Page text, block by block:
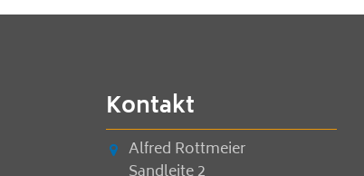
Kontakt
Alfred Rottmeier